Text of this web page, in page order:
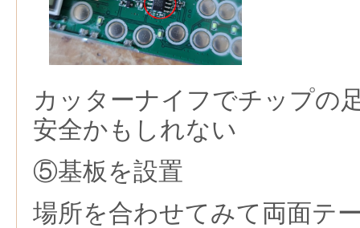
カッターナイフでチップの
安全かもしれない
⑤基板を設置
場所を合わせてみて両面テ